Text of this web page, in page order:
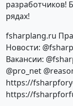
разработчиков!
рядах!
fsharplang.ru
Новости:
Вакансии:
@pro_net
https://
https://